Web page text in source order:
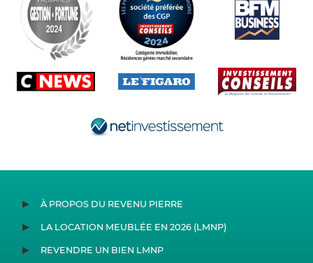
À PROPOS DU REVENU PIERRE
LA LOCATION MEUBLÉE EN 2026 (LMNP)
REVENDRE UN BIEN LMNP